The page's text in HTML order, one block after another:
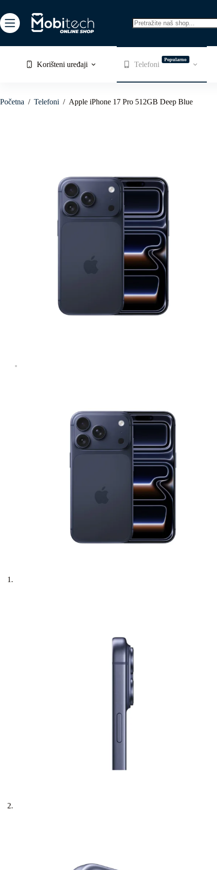
to
content
Korišteni uređaji Telefoni
Popularno
Početna / Telefoni / Apple iPhone 17 Pro 512GB Deep Blue